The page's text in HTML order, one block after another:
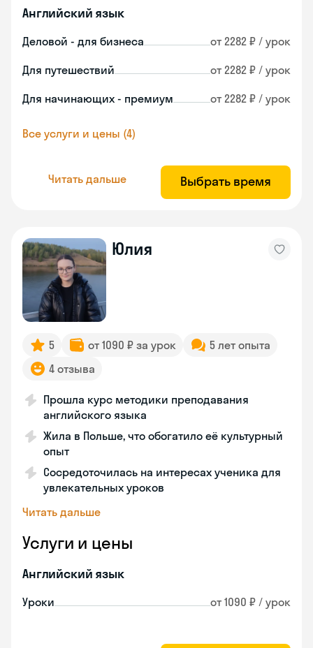
Английский язык
Деловой - для бизнеса от 2282 ₽ / урок
Для путешествий от 2282 ₽ / урок
Для начинающих - премиум от 2282 ₽ / урок
Все услуги и цены (4)
Читать дальше Выбрать время
Юлия
5 от 1090 ₽ за урок
5 лет опыта
4 отзыва
Прошла курс методики преподавания
английского языка
Жила в Польше, что обогатило её культурный
опыт
Сосредоточилась на интересах ученика для
увлекательных уроков
Читать дальше
Услуги и цены
Английский язык
Уроки от 1090 ₽ / урок